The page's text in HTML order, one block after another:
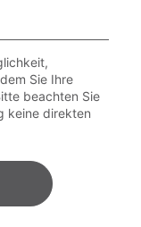
Sie Ihre
beachten Sie
keine direkten